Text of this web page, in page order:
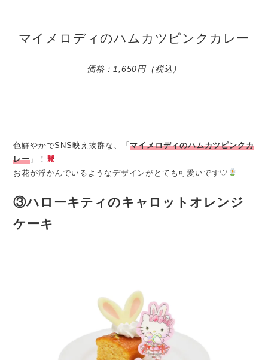
マイメロディのハムカツピンクカレー
価格：1,650円（税込）
色鮮やかでSNS映え抜群な、「マイメロディのハムカツピンクカ
レー 」！
お花が浮かんでいるようなデザインがとても可愛いです♡
③ハローキティのキャロットオレンジ
ケーキ